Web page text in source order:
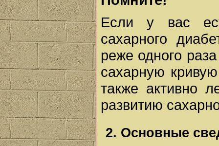
Если у вас
сахарного
реже одного
сахарную
также активно
развитию
2. Основные